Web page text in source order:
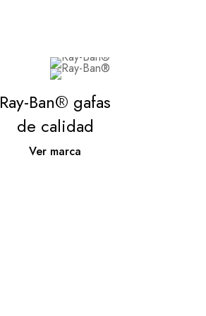
Ray-Ban® gafas
de calidad
Ver marca